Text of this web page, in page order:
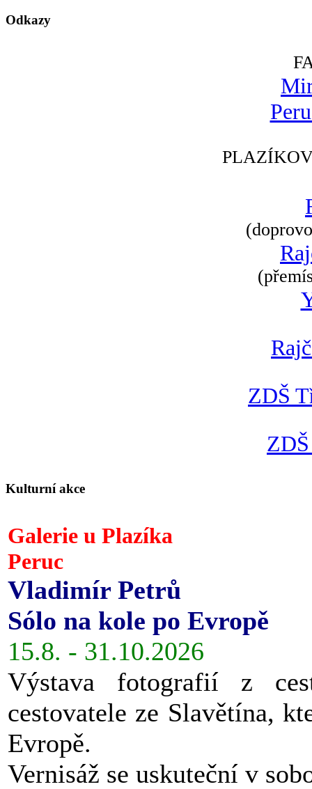
Odkazy
ZDŠ
Kulturní akce
Galerie u Plazíka
Peruc
Vladimír Petrů
Sólo na kole po Evropě
15.8. - 31.10.2026
Výstava fotografií z
cestovatele ze Slavětína,
Evropě.
Vernisáž se uskuteční v